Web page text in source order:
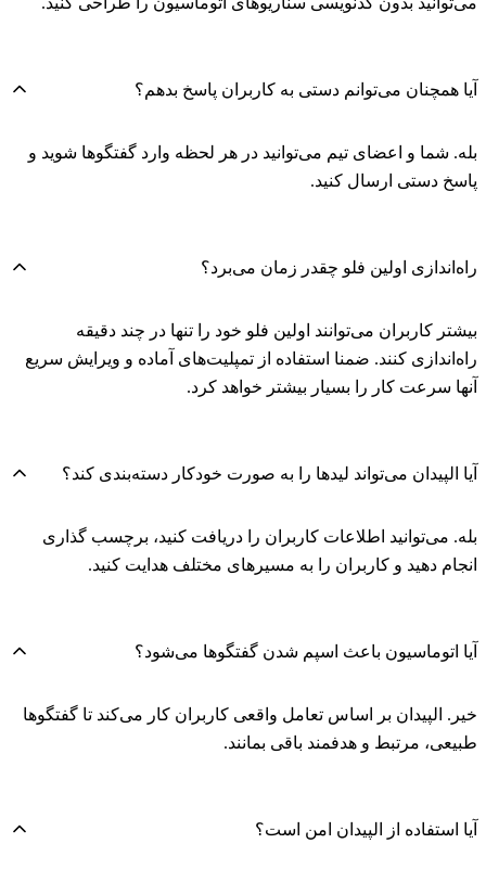
آیا همچنان می‌توانم دستی به کاربران پاسخ بدهم؟
بله. شما و اعضای تیم می‌توانید در هر لحظه وارد گفتگوها شوید و
پاسخ دستی ارسال کنید.
راه‌اندازی اولین فلو چقدر زمان می‌برد؟
بیشتر کاربران می‌توانند اولین فلو خود را تنها در چند دقیقه
راه‌اندازی کنند. ضمنا استفاده از تمپلیت‌های آماده و ویرایش سریع
آنها سرعت کار را بسیار بیشتر خواهد کرد.
آیا الپیدان می‌تواند لیدها را به صورت خودکار دسته‌بندی کند؟
بله. می‌توانید اطلاعات کاربران را دریافت کنید، برچسب گذاری
انجام دهید و کاربران را به مسیرهای مختلف هدایت کنید.
آیا اتوماسیون باعث اسپم شدن گفتگوها می‌شود؟
خیر. الپیدان بر اساس تعامل واقعی کاربران کار می‌کند تا گفتگوها
طبیعی، مرتبط و هدفمند باقی بمانند.
آیا استفاده از الپیدان امن است؟